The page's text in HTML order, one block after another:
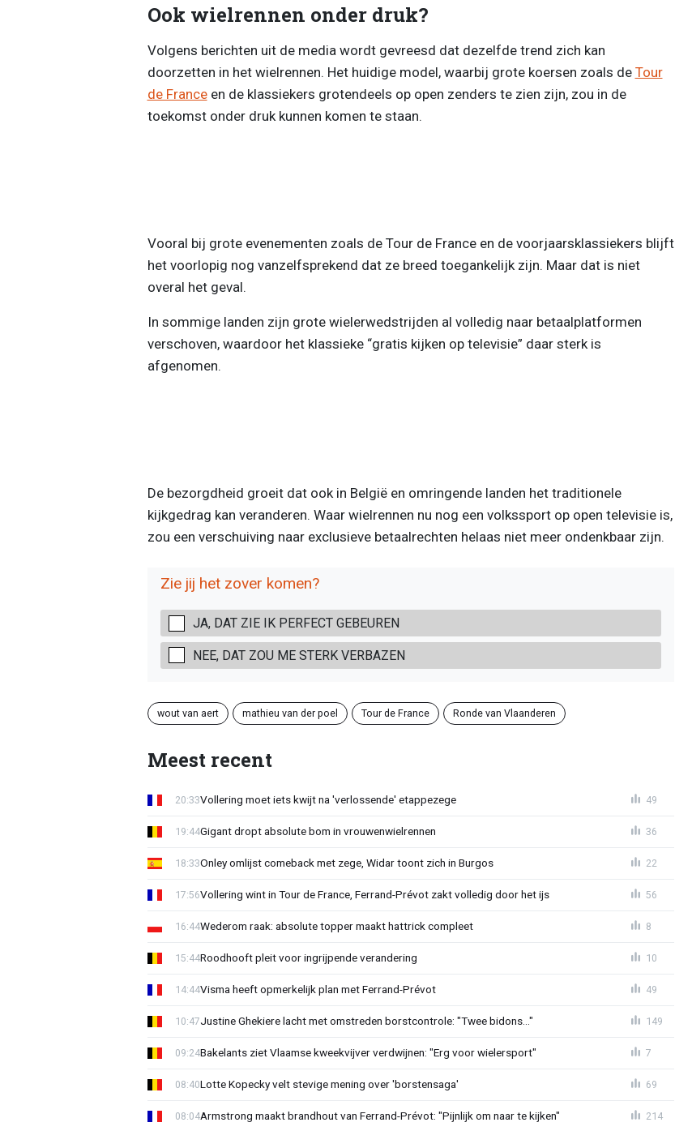
Ook wielrennen onder druk?
Volgens berichten uit de media wordt gevreesd dat dezelfde trend zich kan
doorzetten in het wielrennen. Het huidige model, waarbij grote koersen zoals de Tour
de Franceen de klassiekers grotendeels op open zenders te zien zijn, zou in de
toekomst onder druk kunnen komen te staan.
Vooral bij grote evenementen zoals de Tour de France en de voorjaarsklassiekers blijft
het voorlopig nog vanzelfsprekend dat ze breed toegankelijk zijn. Maar dat is niet
overal het geval.
In sommige landen zijn grote wielerwedstrijden al volledig naar betaalplatformen
verschoven, waardoor het klassieke “gratis kijken op televisie” daar sterk is
afgenomen.
De bezorgdheid groeit dat ook in België en omringende landen het traditionele
kijkgedrag kan veranderen. Waar wielrennen nu nog een volkssport op open televisie is,
zou een verschuiving naar exclusieve betaalrechten helaas niet meer ondenkbaar zijn.
Zie jij het zover komen?
JA, DAT ZIE IK PERFECT GEBEUREN
NEE, DAT ZOU ME STERK VERBAZEN
wout van aert mathieu van der poel Tour de France Ronde van Vlaanderen
Meest recent
Vollering moet iets kwijt na 'verlossende' etappezege
20:33 49
Gigant dropt absolute bom in vrouwenwielrennen
19:44 36
Onley omlijst comeback met zege, Widar toont zich in Burgos
18:33 22
Vollering wint in Tour de France, Ferrand-Prévot zakt volledig door het ijs
17:56 56
Wederom raak: absolute topper maakt hattrick compleet
16:44 8
Roodhooft pleit voor ingrijpende verandering
15:44 10
Visma heeft opmerkelijk plan met Ferrand-Prévot
14:44 49
Justine Ghekiere lacht met omstreden borstcontrole: "Twee bidons..."
10:47 149
Bakelants ziet Vlaamse kweekvijver verdwijnen: "Erg voor wielersport"
09:24 7
Lotte Kopecky velt stevige mening over 'borstensaga'
08:40 69
Armstrong maakt brandhout van Ferrand-Prévot: "Pijnlijk om naar te kijken"
08:04 214